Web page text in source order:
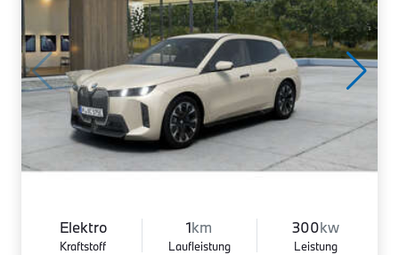
Elektro
Kraftstoff
1km
Laufleistung
300kw
Leistung